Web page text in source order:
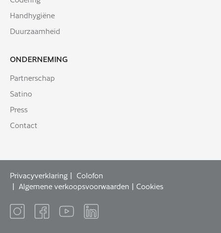
Handhygiëne
Duurzaamheid
ONDERNEMING
Partnerschap
Satino
Press
Contact
Privacyverklaring
Colofon
Algemene verkoopsvoorwaarden
Cookies